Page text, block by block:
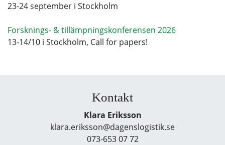
23-24 september i Stockholm
Forsknings- & tillämpningskonferensen 2026
13-14/10 i Stockholm, Call for papers!
Kontakt
Klara Eriksson
klara.eriksson@dagenslogistik.se
073-653 07 72